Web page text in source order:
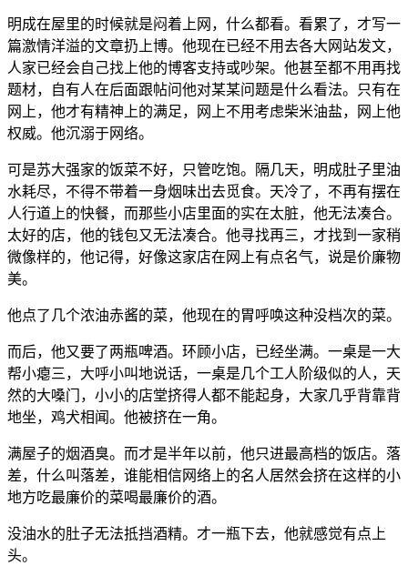
明成在屋里的时候就是闷着上网，什么都看。看累了，才写一
篇激情洋溢的文章扔上博。他现在已经不用去各大网站发文，
人家已经会自己找上他的博客支持或吵架。他甚至都不用再找
题材，自有人在后面跟帖问他对某某问题是什么看法。只有在
网上，他才有精神上的满足，网上不用考虑柴米油盐，网上他
权威。他沉溺于网络。
可是苏大强家的饭菜不好，只管吃饱。隔几天，明成肚子里油
水耗尽，不得不带着一身烟味出去觅食。天冷了，不再有摆在
人行道上的快餐，而那些小店里面的实在太脏，他无法凑合。
太好的店，他的钱包又无法凑合。他寻找再三，才找到一家稍
微像样的，他记得，好像这家店在网上有点名气，说是价廉物
美。
他点了几个浓油赤酱的菜，他现在的胃呼唤这种没档次的菜。
而后，他又要了两瓶啤酒。环顾小店，已经坐满。一桌是一大
帮小瘪三，大呼小叫地说话，一桌是几个工人阶级似的人，天
然的大嗓门，小小的店堂挤得人都不能起身，大家几乎背靠背
地坐，鸡犬相闻。他被挤在一角。
满屋子的烟酒臭。而才是半年以前，他只进最高档的饭店。落
差，什么叫落差，谁能相信网络上的名人居然会挤在这样的小
地方吃最廉价的菜喝最廉价的酒。
没油水的肚子无法抵挡酒精。才一瓶下去，他就感觉有点上
头。